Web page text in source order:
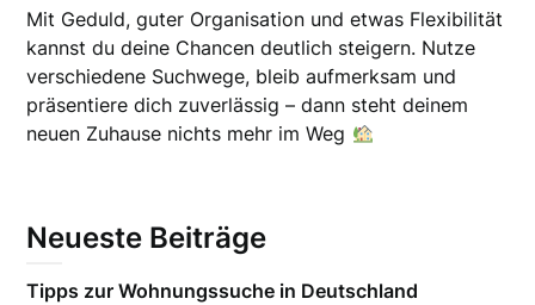
Mit Geduld, guter Organisation und etwas Flexibilität
kannst du deine Chancen deutlich steigern. Nutze
verschiedene Suchwege, bleib aufmerksam und
präsentiere dich zuverlässig – dann steht deinem
neuen Zuhause nichts mehr im Weg
Neueste Beiträge
Tipps zur Wohnungssuche in Deutschland